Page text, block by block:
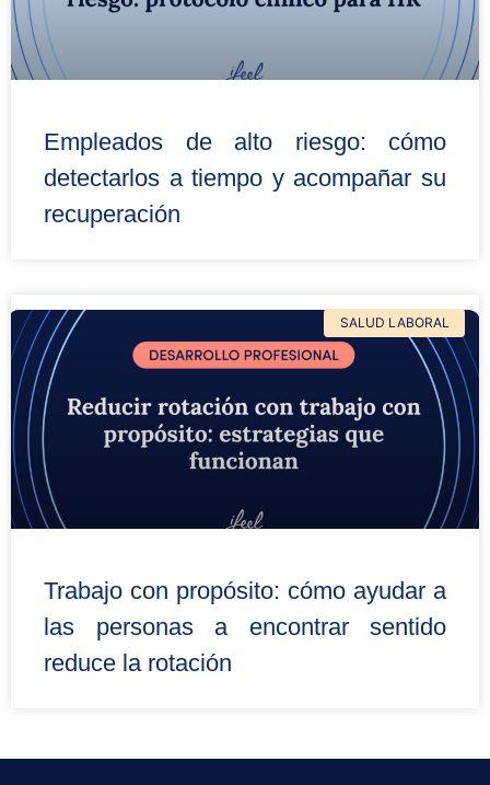
Empleados de alto riesgo: cómo
detectarlos a tiempo y acompañar su
recuperación
SALUD LABORAL
Trabajo con propósito: cómo ayudar a
las personas a encontrar sentido
reduce la rotación